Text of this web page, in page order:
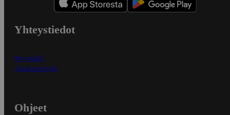
Yhteystiedot
Myymälät
Asiakaspalvelu
Ohjeet